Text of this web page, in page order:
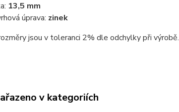
13,5 mm
úprava: zinek
jsou v toleranci 2% dle odchylky při výrobě.
v kategoriích